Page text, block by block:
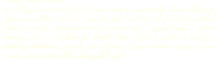
فروشگاه سنگ های قیمتی و نیمه قیمتی، کارگاه ساخت زیورآلات و
انگشتر نقره،کارگاه ساخت تابلو فیروزه، کارگاه حکاکی و عقیق
خطی " کیمیا استون " ثبت شده در ستاد ساماندهی وزارت فرهنگ
و ارشاد اسلامی و دارای نماد اعتماد دو ستاره
از مرکز توسعه
تجارت وزارت صنعت،معدن و تجارت می باشد و به سامانه پرداخت
امن الکترونیکی بانک ملت